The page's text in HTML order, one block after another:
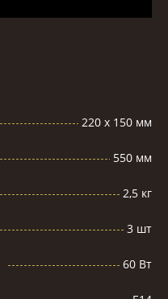
220 х 150 мм
550 мм
2,5 кг
3 шт
60 Вт